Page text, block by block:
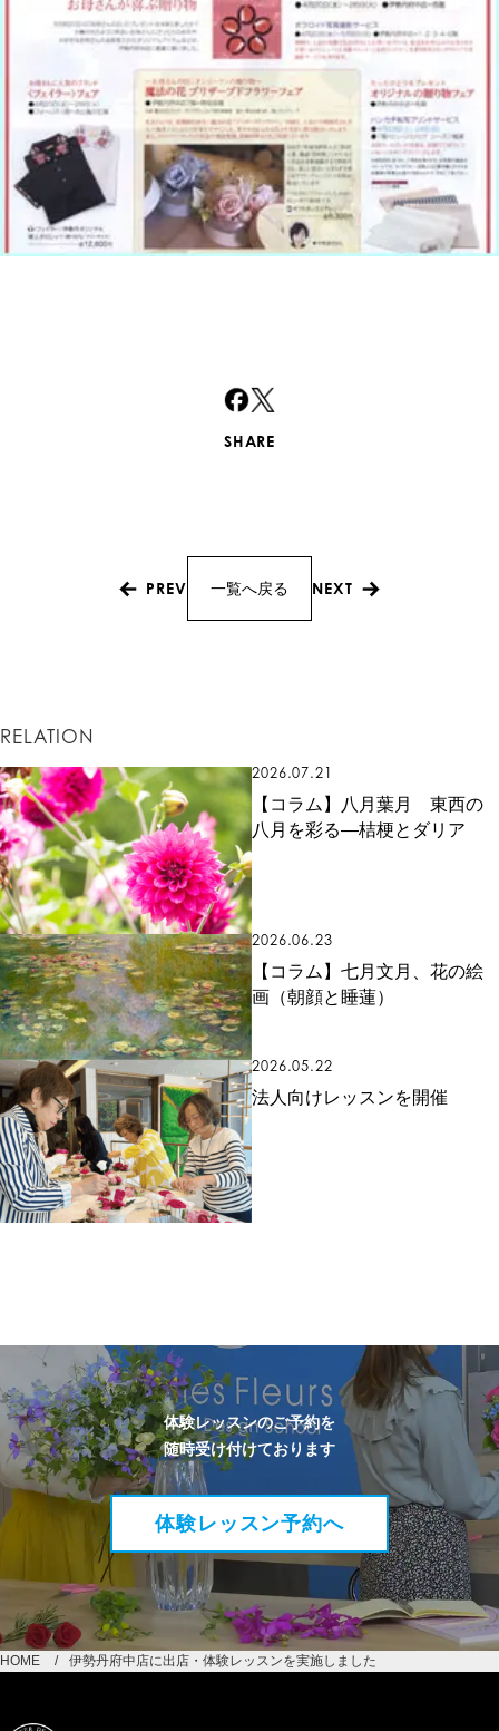
SHARE
PREV 一覧へ戻る NEXT
RELATION
2026.07.21
【コラム】八月葉月 東西の
八月を彩る―桔梗とダリア
2026.06.23
【コラム】七月文月、花の絵
画（朝顔と睡蓮）
2026.05.22
法人向けレッスンを開催
体験レッスンのご予約を
随時受け付けております
体験レッスン予約へ
HOME 伊勢丹府中店に出店・体験レッスンを実施しました